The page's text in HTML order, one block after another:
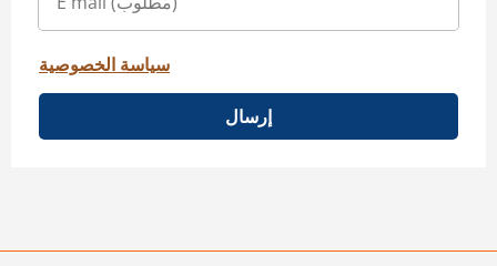
سياسة الخصوصية
إرسال